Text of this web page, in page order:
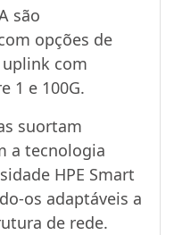
são
opções de
com
1 e 100G.
suortam
a tecnologia
HPE Smart
os adaptáveis a
de rede.